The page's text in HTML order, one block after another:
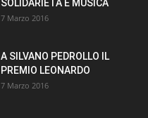
SOLIDARIETÀ E MUSICA
7 Marzo 2016
A SILVANO PEDROLLO IL
PREMIO LEONARDO
7 Marzo 2016